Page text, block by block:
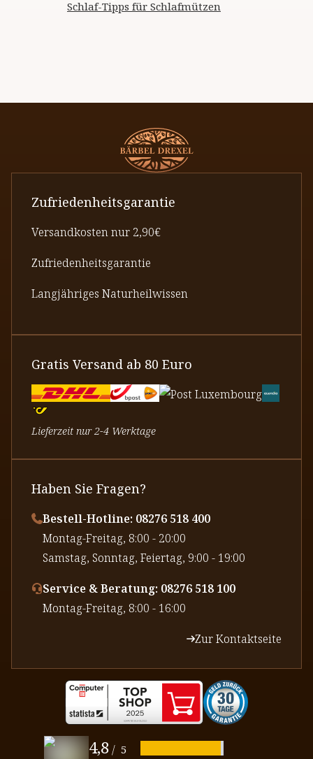
Schlaf-Tipps für Schlafmützen
Zufriedenheitsgarantie
Versandkosten nur 2,90€
Zufriedenheitsgarantie
Langjähriges Naturheilwissen
Gratis Versand ab 80 Euro
Lieferzeit nur 2-4 Werktage
Haben Sie Fragen?
Bestell-Hotline: 08276 518 400
⁠Montag-Freitag, 8:00 - 20:00
⁠Samstag, Sonntag, Feiertag, 9:00 - 19:00
Service & Beratung: 08276 518 100
⁠Montag-Freitag, 8:00 - 16:00
Zur Kontaktseite
4,8/ 5